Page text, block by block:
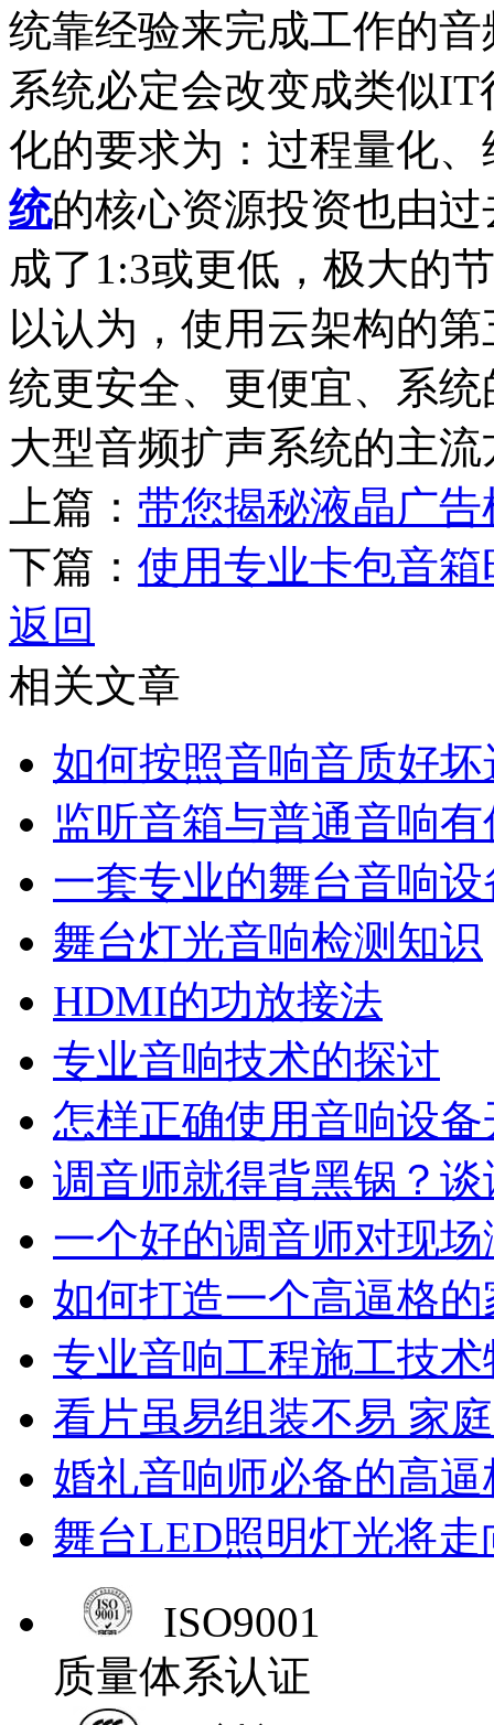
统靠经验来完成工作的
系统必定会改变成类似
化的要求为：过程量化
统的核心资源投资也由
成了1:3或更低，极大的
以认为，使用云架构的
统更安全、更便宜、系
大型音频扩声系统的主
上篇： 带您揭秘液晶广
下篇： 使用专业卡包音
返回
相关文章
如何按照音响音质好
监听音箱与普通音响
一套专业的舞台音响
舞台灯光音响检测知识
HDMI的功放接法
专业音响技术的探讨
怎样正确使用音响设备
调音师就得背黑锅？
一个好的调音师对现
如何打造一个高逼格
专业音响工程施工技术
看片虽易组装不易 家
婚礼音响师必备的高
舞台LED照明灯光将走
ISO9001
质量体系认证